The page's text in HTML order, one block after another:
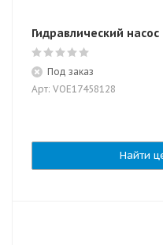
Гидравлический насос
Под заказ
Арт: VOE17458128
Найти